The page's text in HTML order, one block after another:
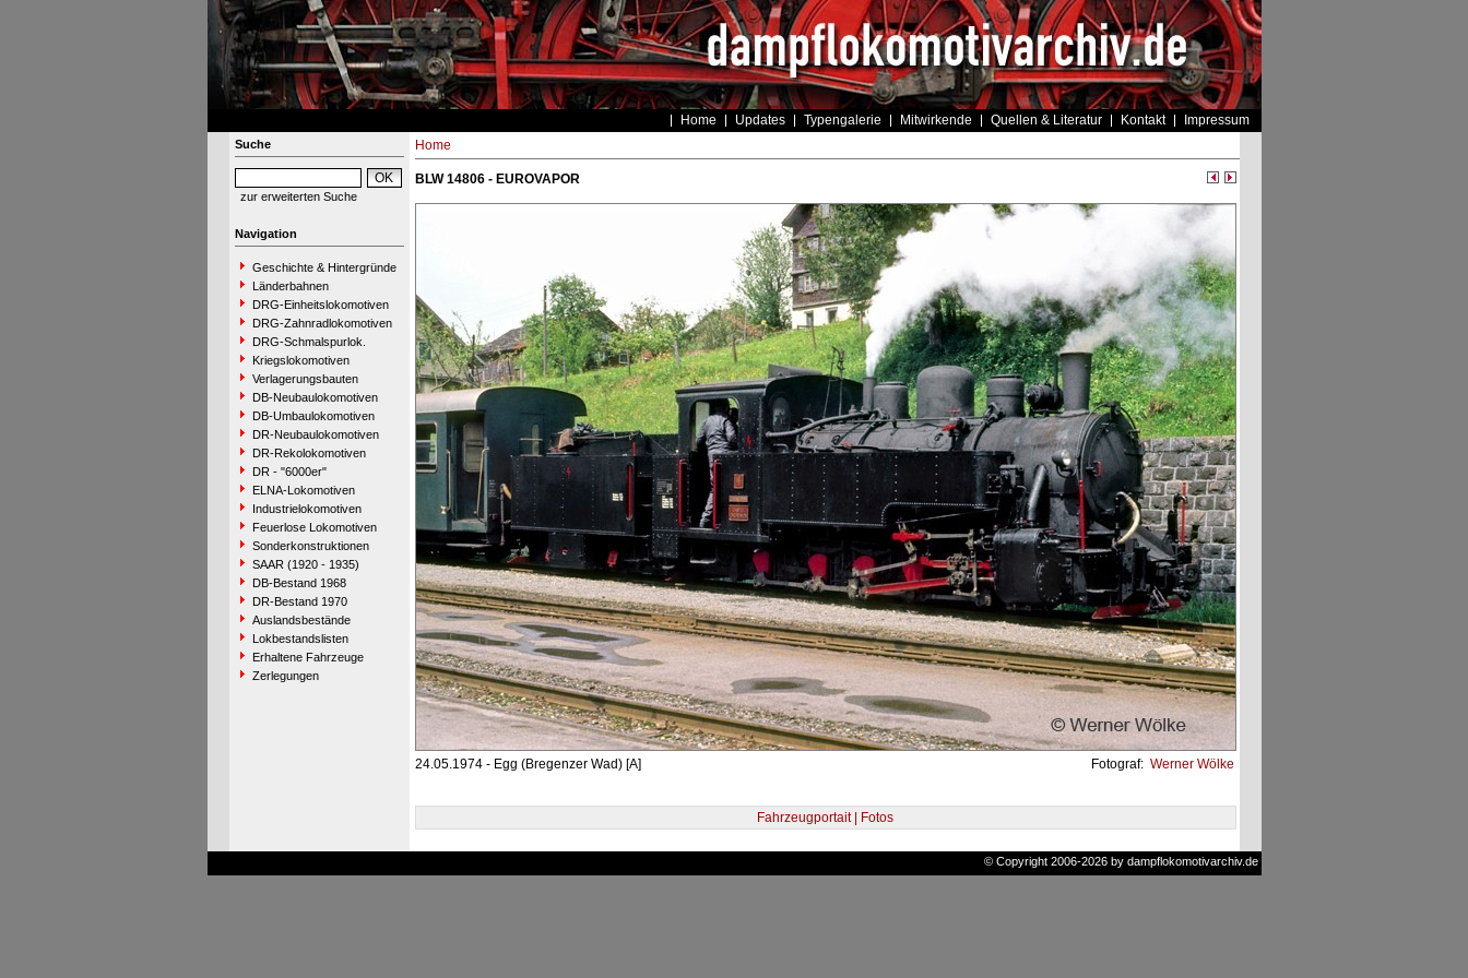
Home Updates Typengalerie Mitwirkende Quellen & Literatur Kontakt Impressum
Suche
zur erweiterten Suche
Navigation
Geschichte & Hintergründe
Länderbahnen
DRG-Einheitslokomotiven
DRG-Zahnradlokomotiven
DRG-Schmalspurlok.
Kriegslokomotiven
Verlagerungsbauten
DB-Neubaulokomotiven
DB-Umbaulokomotiven
DR-Neubaulokomotiven
DR-Rekolokomotiven
DR - "6000er"
ELNA-Lokomotiven
Industrielokomotiven
Feuerlose Lokomotiven
Sonderkonstruktionen
SAAR (1920 - 1935)
DB-Bestand 1968
DR-Bestand 1970
Auslandsbestände
Lokbestandslisten
Erhaltene Fahrzeuge
Zerlegungen
Home
BLW 14806 - EUROVAPOR
24.05.1974 - Egg (Bregenzer Wad) [A] Fotograf: Werner Wölke
Fahrzeugportait | Fotos
© Copyright 2006-2026 by dampflokomotivarchiv.de